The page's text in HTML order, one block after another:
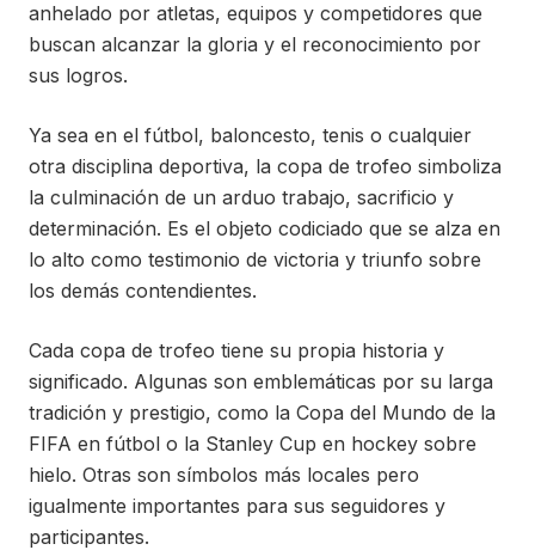
anhelado por atletas, equipos y competidores que
buscan alcanzar la gloria y el reconocimiento por
sus logros.
Ya sea en el fútbol, baloncesto, tenis o cualquier
otra disciplina deportiva, la copa de trofeo simboliza
la culminación de un arduo trabajo, sacrificio y
determinación. Es el objeto codiciado que se alza en
lo alto como testimonio de victoria y triunfo sobre
los demás contendientes.
Cada copa de trofeo tiene su propia historia y
significado. Algunas son emblemáticas por su larga
tradición y prestigio, como la Copa del Mundo de la
FIFA en fútbol o la Stanley Cup en hockey sobre
hielo. Otras son símbolos más locales pero
igualmente importantes para sus seguidores y
participantes.